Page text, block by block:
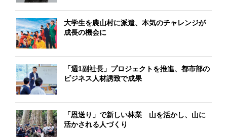
大学生を農山村に派遣、本気のチャレンジが
成長の機会に
「週1副社長」プロジェクトを推進、都市部の
ビジネス人材誘致で成果
「恩送り」で新しい林業 山を活かし、山に
活かされる人づくり